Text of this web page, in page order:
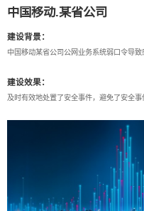
中国移动.某省公司
建设背景：
中国移动某省公司公网业务系统弱口令导致
建设效果：
及时有效地处置了安全事件，避免了安全事